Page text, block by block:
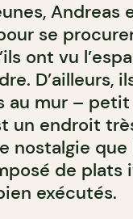
Andreas
se
ont vu
D’ailleurs,
au mur –
un endroit
nostalgie que
de plats
exécutés.